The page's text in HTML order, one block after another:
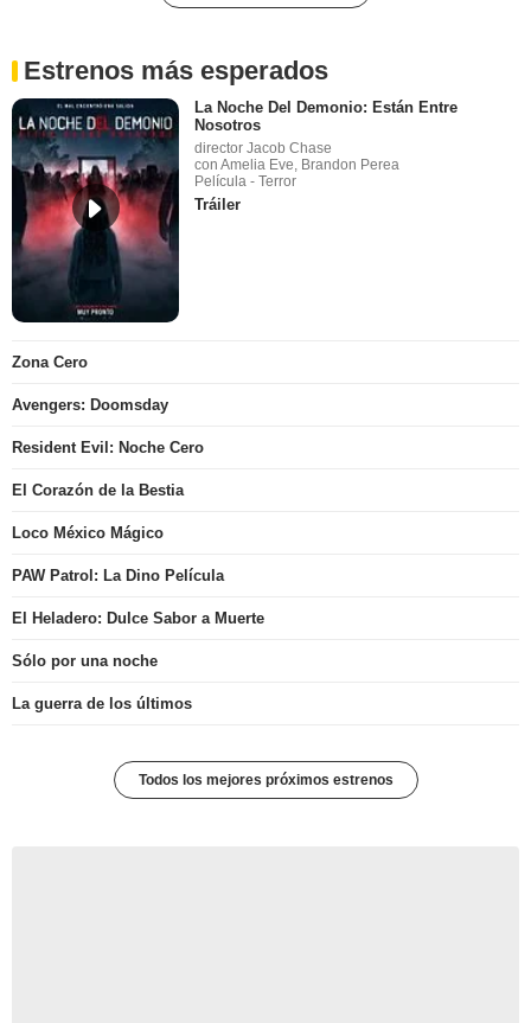
Estrenos más esperados
La Noche Del Demonio: Están Entre
Nosotros
director Jacob Chase
con Amelia Eve, Brandon Perea
Película - Terror
Tráiler
Zona Cero
Avengers: Doomsday
Resident Evil: Noche Cero
El Corazón de la Bestia
Loco México Mágico
PAW Patrol: La Dino Película
El Heladero: Dulce Sabor a Muerte
Sólo por una noche
La guerra de los últimos
Todos los mejores próximos estrenos